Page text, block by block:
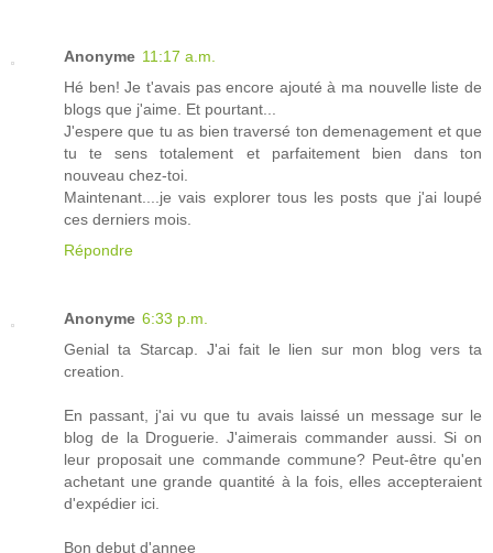
Anonyme 11:17 a.m.
Hé ben! Je t'avais pas encore ajouté à ma nouvelle liste de
blogs que j'aime. Et pourtant...
J'espere que tu as bien traversé ton demenagement et que
tu te sens totalement et parfaitement bien dans ton
nouveau chez-toi.
Maintenant....je vais explorer tous les posts que j'ai loupé
ces derniers mois.
Répondre
Anonyme 6:33 p.m.
Genial ta Starcap. J'ai fait le lien sur mon blog vers ta
creation.
En passant, j'ai vu que tu avais laissé un message sur le
blog de la Droguerie. J'aimerais commander aussi. Si on
leur proposait une commande commune? Peut-être qu'en
achetant une grande quantité à la fois, elles accepteraient
d'expédier ici.
Bon debut d'annee